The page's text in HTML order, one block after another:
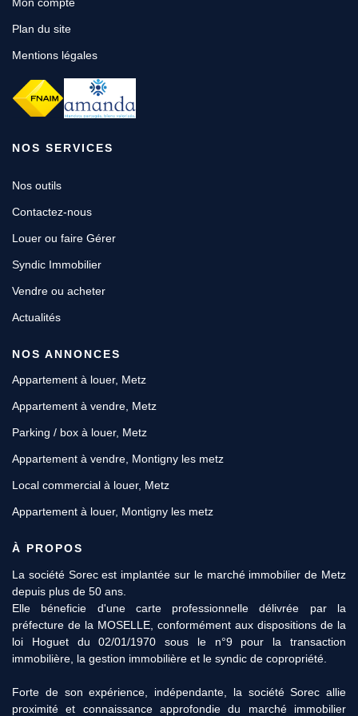
Plan du site
Mentions légales
NOS SERVICES
Nos outils
Contactez-nous
Louer ou faire Gérer
Syndic Immobilier
Vendre ou acheter
Actualités
NOS ANNONCES
Appartement à louer, Metz
Appartement à vendre, Metz
Parking / box à louer, Metz
Appartement à vendre, Montigny les metz
Local commercial à louer, Metz
Appartement à louer, Montigny les metz
À PROPOS
La société Sorec est implantée sur le marché immobilier de Metz
depuis plus de 50 ans.
Elle béneficie d'une carte professionnelle délivrée par la
préfecture de la MOSELLE, conformément aux dispositions de la
loi Hoguet du 02/01/1970 sous le n°9 pour la transaction
immobilière, la gestion immobilière et le syndic de copropriété.
Forte de son expérience, indépendante, la société Sorec allie
proximité et connaissance approfondie du marché immobilier